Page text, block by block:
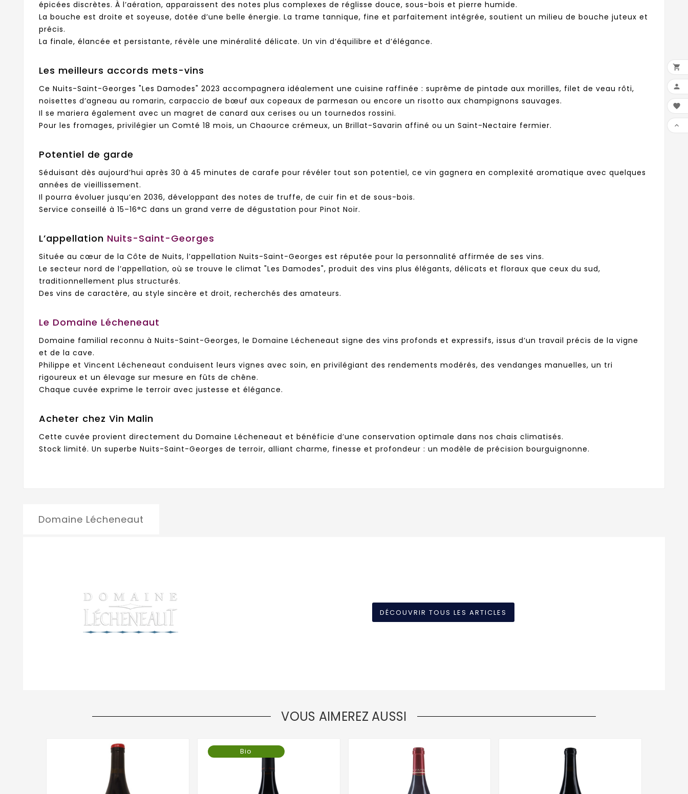
épicées discrètes. À l’aération, apparaissent des notes plus complexes de réglisse douce, sous-bois et pierre humide.
La bouche est droite et soyeuse, dotée d’une belle énergie. La trame tannique, fine et parfaitement intégrée, soutient un milieu de bouche juteux et
précis.
La finale, élancée et persistante, révèle une minéralité délicate. Un vin d’équilibre et d’élégance.
Les meilleurs accords mets-vins
Ce Nuits-Saint-Georges "Les Damodes" 2023 accompagnera idéalement une cuisine raffinée : suprême de pintade aux morilles, filet de veau rôti,
noisettes d’agneau au romarin, carpaccio de bœuf aux copeaux de parmesan ou encore un risotto aux champignons sauvages.
Il se mariera également avec un magret de canard aux cerises ou un tournedos rossini.
Pour les fromages, privilégier un Comté 18 mois, un Chaource crémeux, un Brillat-Savarin affiné ou un Saint-Nectaire fermier.
Potentiel de garde
Séduisant dès aujourd’hui après 30 à 45 minutes de carafe pour révéler tout son potentiel, ce vin gagnera en complexité aromatique avec quelques
années de vieillissement.
Il pourra évoluer jusqu’en 2036, développant des notes de truffe, de cuir fin et de sous-bois.
Service conseillé à 15–16°C dans un grand verre de dégustation pour Pinot Noir.
L’appellation Nuits-Saint-Georges
Située au cœur de la Côte de Nuits, l’appellation Nuits-Saint-Georges est réputée pour la personnalité affirmée de ses vins.
Le secteur nord de l’appellation, où se trouve le climat "Les Damodes", produit des vins plus élégants, délicats et floraux que ceux du sud,
traditionnellement plus structurés.
Des vins de caractère, au style sincère et droit, recherchés des amateurs.
Le Domaine Lécheneaut
Domaine familial reconnu à Nuits-Saint-Georges, le Domaine Lécheneaut signe des vins profonds et expressifs, issus d’un travail précis de la vigne
et de la cave.
Philippe et Vincent Lécheneaut conduisent leurs vignes avec soin, en privilégiant des rendements modérés, des vendanges manuelles, un tri
rigoureux et un élevage sur mesure en fûts de chêne.
Chaque cuvée exprime le terroir avec justesse et élégance.
Acheter chez Vin Malin
Cette cuvée provient directement du Domaine Lécheneaut et bénéficie d’une conservation optimale dans nos chais climatisés.
Stock limité. Un superbe Nuits-Saint-Georges de terroir, alliant charme, finesse et profondeur : un modèle de précision bourguignonne.
Domaine Lécheneaut
DÉCOUVRIR TOUS LES ARTICLES
VOUS AIMEREZ AUSSI
Bio



